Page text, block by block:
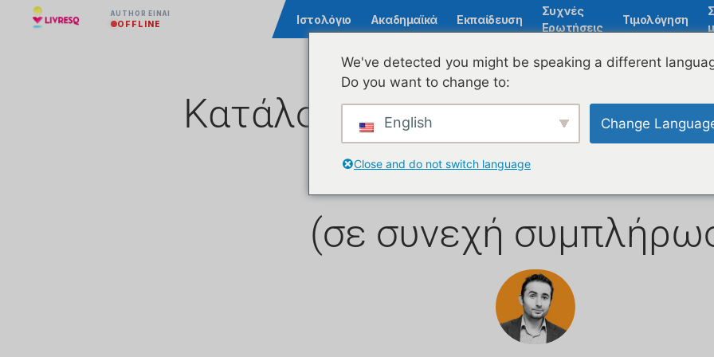
AUTHOR ΕΊΝΑΙ
OFFLINE Κοινότητα Ιστολόγιο Ακαδημαϊκά Εκπαίδευση
Συχνές
Ερωτήσεις
Τιμολόγηση
Κατάλογος ρουμανικών
πλατφορμών
(σε συνεχή
We've detected you might be speaking a different
Do you want to change to:
English Change
Close and do not switch language